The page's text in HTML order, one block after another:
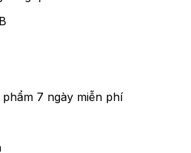
7 ngày miễn phí